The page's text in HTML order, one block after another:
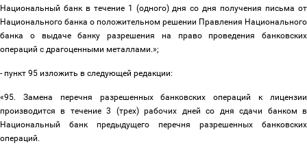
Национальный банк в течение 1 (одного) дня со дня получения письма от
Национального банка о положительном решении Правления Национального
банка о выдаче банку разрешения на право проведения банковских
операций с драгоценными металлами.»;
- пункт 95 изложить в следующей редакции:
«95. Замена перечня разрешенных банковских операций к лицензии
производится в течение 3 (трех) рабочих дней со дня сдачи банком в
Национальный банк предыдущего перечня разрешенных банковских
операций.